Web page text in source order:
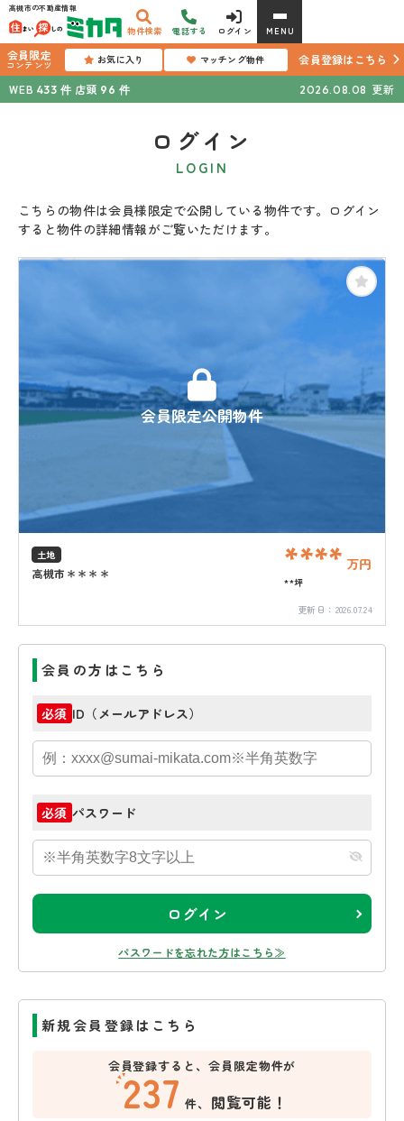
高槻市の不動産情報
物件検索 電話する ログイン MENU
会員限定
コンテンツ お気に入り マッチング物件
会員登録はこちら
WEB 433 件 店頭 96 件 2026.08.08 更新
ログイン
LOGIN
こちらの物件は会員様限定で公開している物件です。ログイン
すると物件の詳細情報がご覧いただけます。
会員限定公開物件
土地
高槻市＊＊＊＊ **** 万円
**坪
更新日： 2026.07.24
会員の方はこちら
必須 ID（メールアドレス）
必須 パスワード
ログイン
パスワードを忘れた方はこちら≫
新規会員登録はこちら
会員登録すると、会員限定物件が
237 件、 閲覧可能！